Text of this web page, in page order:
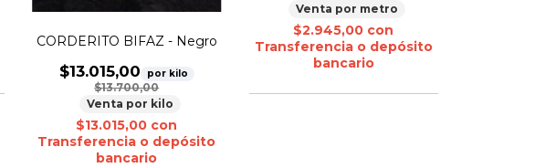
CORDERITO BIFAZ - Negro
$13.015,00 por kilo
$13.700,00
Venta por kilo
$13.015,00 con
Transferencia o depósito
bancario
Venta por metro
$2.945,00 con
Transferencia o depósito
bancario